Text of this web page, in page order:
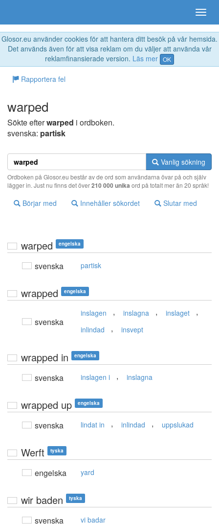
Glosor.eu använder cookies för att hantera ditt besök på vår hemsida.
Det används även för att visa reklam om du väljer att använda vår
reklamfinansierade version. Läs mer OK
Rapportera fel
warped
Sökte efterwarped i ordboken.
svenska: partisk
Vanlig sökning
Ordboken på Glosor.eu består av de ord som användarna övar på och själv
lägger in. Just nu finns det över210 000 unika ord på totalt mer än 20 språk!
Börjar med Innehåller sökordet Slutar med
warped engelska
svenska partisk
wrapped engelska
svenska
inslagen , inslagna , inslaget ,
inlindad , insvept
wrapped in engelska
svenska inslagen i , inslagna
wrapped up engelska
svenska lindat in , inlindad , uppslukad
Werft tyska
engelska yard
wir baden tyska
svenska vi badar